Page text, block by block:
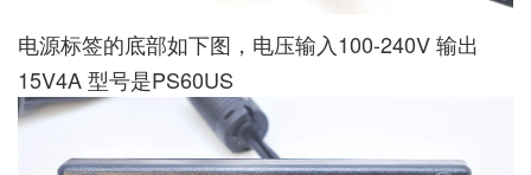
电源标签的底部如下图，电压输入100-240V 输出
15V4A 型号是PS60US